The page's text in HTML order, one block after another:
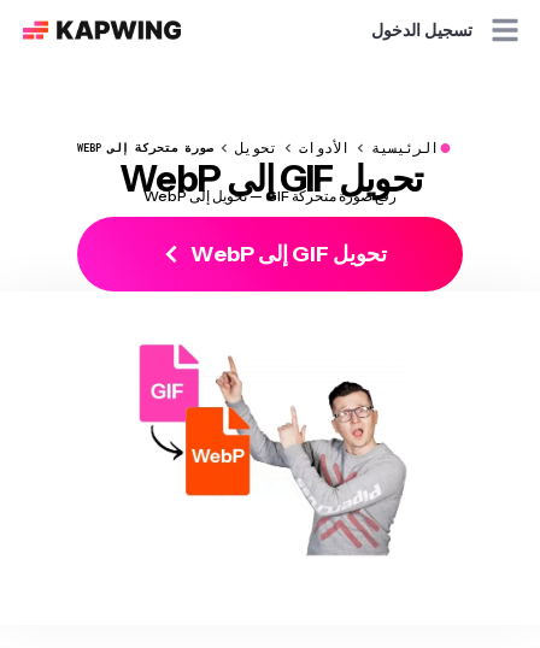
تسجيل الدخول
● الرئيسية الأدوات تحويل صورة متحركة إلى WEBP
تحويل GIF إلى WebP
رفع صورة متحركة GIF — تحويل إلى WebP
تحويل GIF إلى WebP